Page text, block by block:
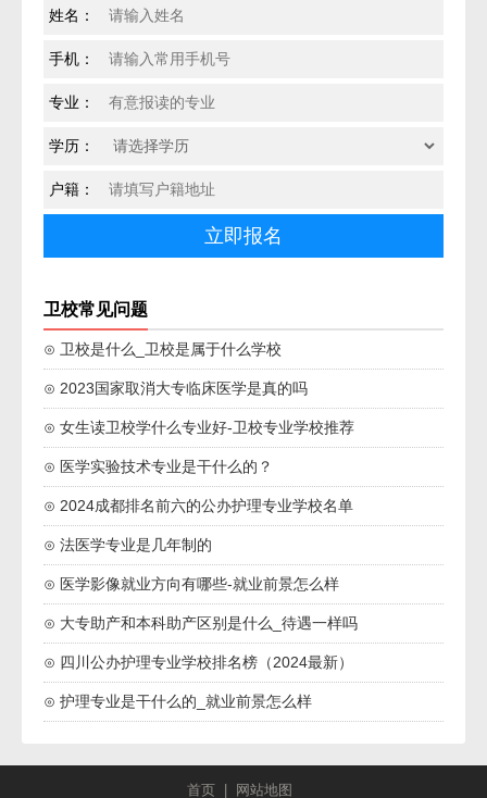
姓名：
手机：
专业：
学历：
户籍：
卫校常见问题
⊙ 卫校是什么_卫校是属于什么学校
⊙ 2023国家取消大专临床医学是真的吗
⊙ 女生读卫校学什么专业好-卫校专业学校推荐
⊙ 医学实验技术专业是干什么的？
⊙ 2024成都排名前六的公办护理专业学校名单
⊙ 法医学专业是几年制的
⊙ 医学影像就业方向有哪些-就业前景怎么样
⊙ 大专助产和本科助产区别是什么_待遇一样吗
⊙ 四川公办护理专业学校排名榜（2024最新）
⊙ 护理专业是干什么的_就业前景怎么样
首页| 网站地图